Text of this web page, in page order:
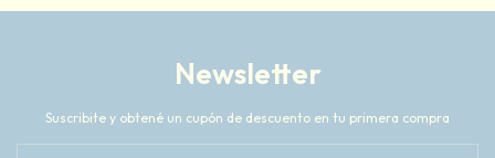
Newsletter
Suscribite y obtené un cupón de descuento en tu primera compra